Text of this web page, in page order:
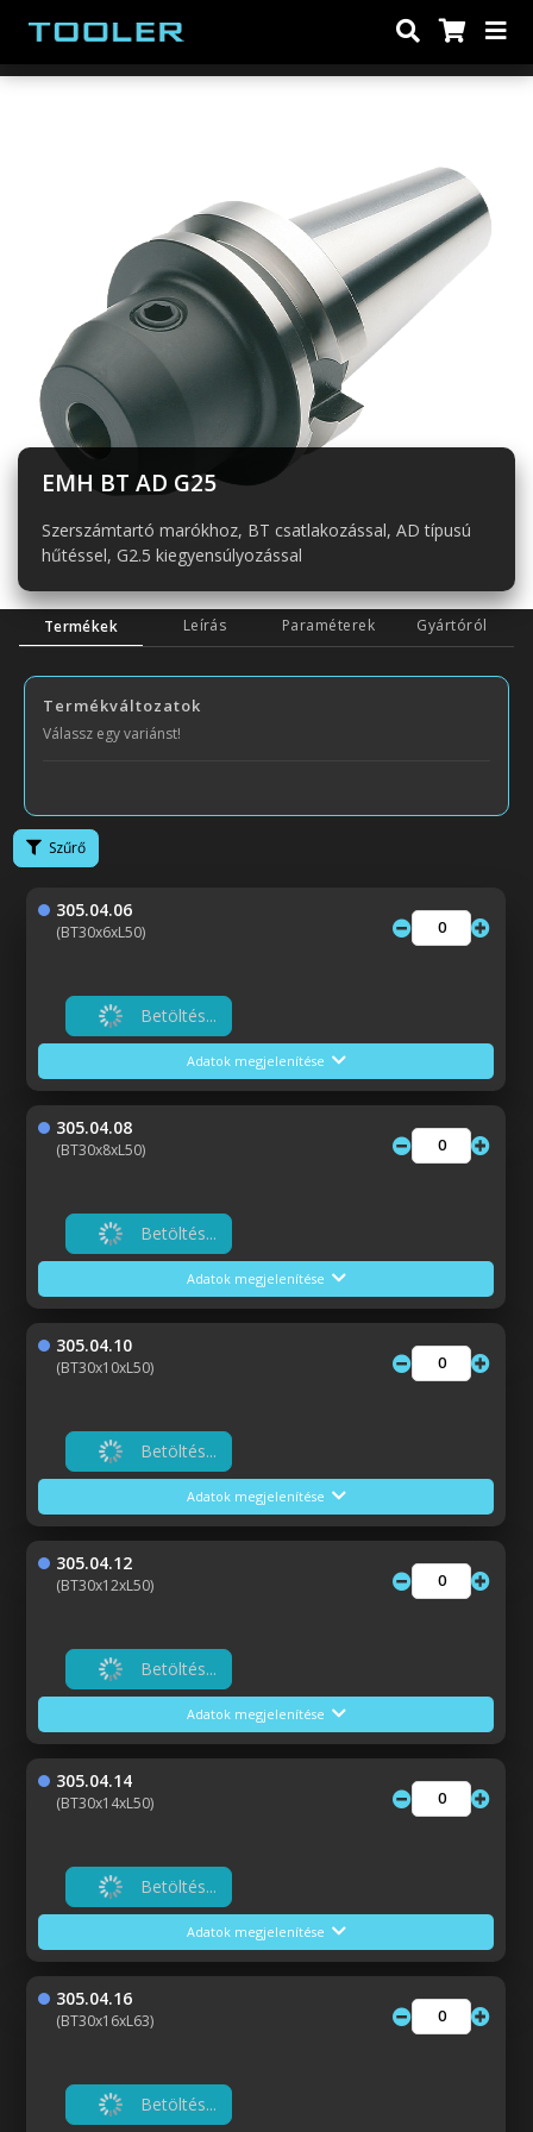
Előző
EMH BT AD G25
Szerszámtartó marókhoz, BT csatlakozással, AD típusú
hűtéssel, G2.5 kiegyensúlyozással
Termékek Leírás Paraméterek Gyártóról
Termékváltozatok
Válassz egy variánst!
Szűrő
305.04.06
(BT30x6xL50)
Betöltés...
Adatok megjelenítése
305.04.08
(BT30x8xL50)
Betöltés...
Adatok megjelenítése
305.04.10
(BT30x10xL50)
Betöltés...
Adatok megjelenítése
305.04.12
(BT30x12xL50)
Betöltés...
Adatok megjelenítése
305.04.14
(BT30x14xL50)
Betöltés...
Adatok megjelenítése
305.04.16
(BT30x16xL63)
Betöltés...